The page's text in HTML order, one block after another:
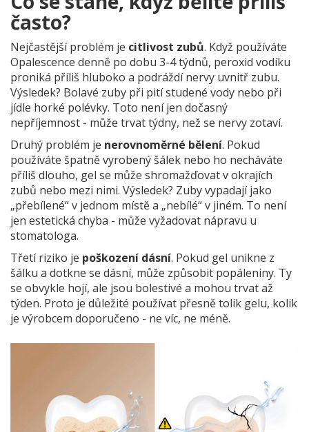
často?
Nejčastější problém je citlivost zubů. Když používáte
Opalescence denně po dobu 3-4 týdnů, peroxid vodíku
proniká příliš hluboko a podráždí nervy uvnitř zubu.
Výsledek? Bolavé zuby při pití studené vody nebo při
jídle horké polévky. Toto není jen dočasný
nepříjemnost - může trvat týdny, než se nervy zotaví.
Druhý problém je nerovnoměrné bělení. Pokud
používáte špatně vyrobený šálek nebo ho necháváte
příliš dlouho, gel se může shromažďovat v okrajích
zubů nebo mezi nimi. Výsledek? Zuby vypadají jako
„přebílené“ v jednom místě a „nebílé“ v jiném. To není
jen estetická chyba - může vyžadovat nápravu u
stomatologa.
Třetí riziko je poškození dásní. Pokud gel unikne z
šálku a dotkne se dásní, může způsobit popáleniny. Ty
se obvykle hojí, ale jsou bolestivé a mohou trvat až
týden. Proto je důležité používat přesně tolik gelu, kolik
je výrobcem doporučeno - ne víc, ne méně.